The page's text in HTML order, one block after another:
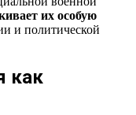
их особую
и политической
как